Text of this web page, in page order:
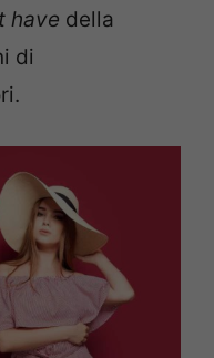
have della
di